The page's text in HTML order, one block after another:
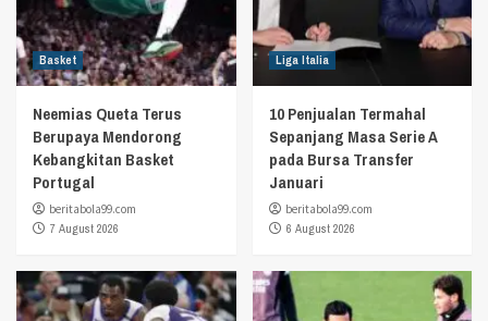
Basket
Neemias Queta Terus
Berupaya Mendorong
Kebangkitan Basket
Portugal
beritabola99.com
7 August 2026
Liga Italia
10 Penjualan Termahal
Sepanjang Masa Serie A
pada Bursa Transfer
Januari
beritabola99.com
6 August 2026